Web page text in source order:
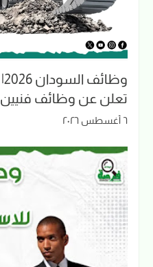
تعلن عن وظائف
٦ أغسطس ٢٠٢٦